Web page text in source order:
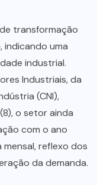
transformação
indicando uma
industrial.
Industriais, da
(CNI),
o setor ainda
com o ano
reflexo dos
da demanda.